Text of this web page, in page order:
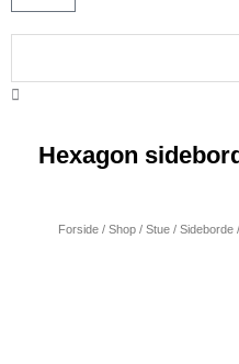
Hexagon
Forside/ Shop/ Stue/ Sideborde/